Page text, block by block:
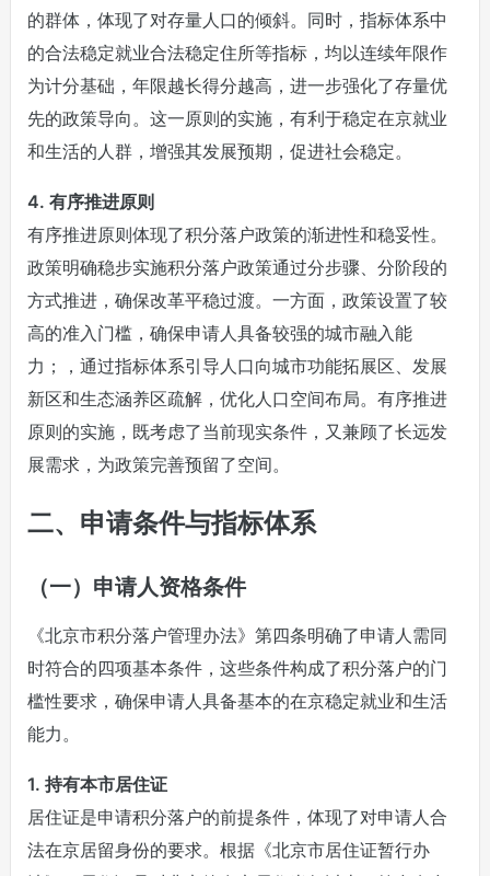
的群体，体现了对存量人口的倾斜。同时，指标体系中
的合法稳定就业合法稳定住所等指标，均以连续年限作
为计分基础，年限越长得分越高，进一步强化了存量优
先的政策导向。这一原则的实施，有利于稳定在京就业
和生活的人群，增强其发展预期，促进社会稳定。
4. 有序推进原则
有序推进原则体现了积分落户政策的渐进性和稳妥性。
政策明确稳步实施积分落户政策通过分步骤、分阶段的
方式推进，确保改革平稳过渡。一方面，政策设置了较
高的准入门槛，确保申请人具备较强的城市融入能
力；，通过指标体系引导人口向城市功能拓展区、发展
新区和生态涵养区疏解，优化人口空间布局。有序推进
原则的实施，既考虑了当前现实条件，又兼顾了长远发
展需求，为政策完善预留了空间。
二、申请条件与指标体系
（一）申请人资格条件
《北京市积分落户管理办法》第四条明确了申请人需同
时符合的四项基本条件，这些条件构成了积分落户的门
槛性要求，确保申请人具备基本的在京稳定就业和生活
能力。
1. 持有本市居住证
居住证是申请积分落户的前提条件，体现了对申请人合
法在京居留身份的要求。根据《北京市居住证暂行办